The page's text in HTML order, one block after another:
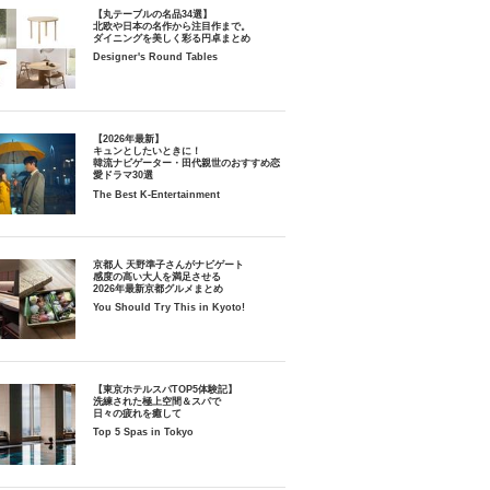
【丸テーブルの名品34選】
北欧や日本の名作から注目作まで。
ダイニングを美しく彩る円卓まとめ
Designer's Round Tables
【2026年最新】
キュンとしたいときに！
韓流ナビゲーター・田代親世のおすすめ恋
愛ドラマ30選
The Best K-Entertainment
京都人 天野準子さんがナビゲート
感度の高い大人を満足させる
2026年最新京都グルメまとめ
You Should Try This in Kyoto!
【東京ホテルスパTOP5体験記】
洗練された極上空間＆スパで
日々の疲れを癒して
Top 5 Spas in Tokyo